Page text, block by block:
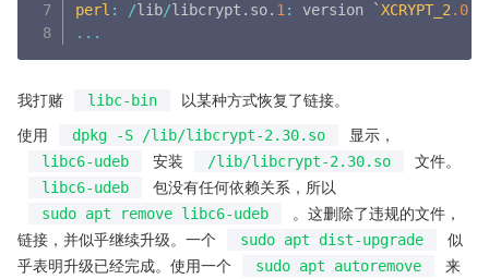
perl : /lib/libcrypt . so. 1: version `XCRYPT_2.0
...
我打赌 libc-bin
以某种方式恢复了链接。
使用
dpkg -S /lib/libcrypt-2.30.so 显示，
libc6-udeb 安装 /lib/libcrypt-2.30.so 文件。
libc6-udeb 包没有任何依赖关系，所以
sudo apt remove libc6-udeb
。这删除了违规的文件，
链接，并似乎继续升级。一个
sudo apt dist-upgrade
似
乎表明升级已经完成。使用一个
sudo apt autoremove
来